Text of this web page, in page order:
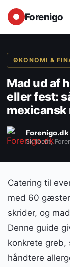
Forenigo
ØKONOMI &
Mad ud af
eller fest:
mexicansk
Forenigo.dk
Skribent,
Catering til
med 60
skrider, og
Denne guide
konkrete greb,
håndtere